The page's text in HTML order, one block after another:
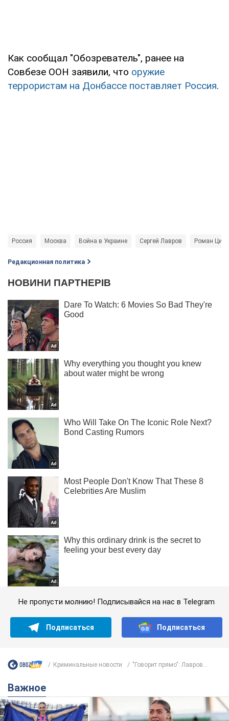
Как сообщал "Обозреватель", ранее на
Совбезе ООН заявили, что оружие
террористам на Донбассе поставляет Россия.
Россия Москва Война в Украине Сергей Лавров Роман
Редакционная политика
Не пропусти молнию! Подписывайся на нас в Telegram
Подписаться Подписаться
Криминальные новости "Говорит прямо": Лавров...
Важное